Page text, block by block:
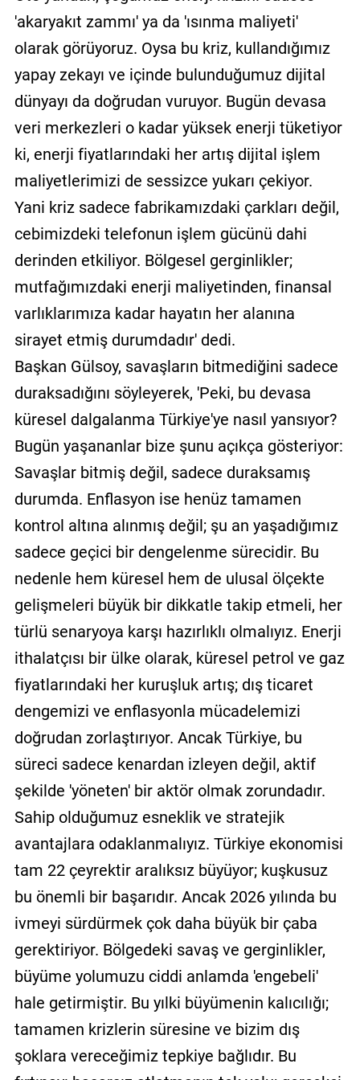
'akaryakıt zammı' ya da 'ısınma maliyeti'
olarak görüyoruz. Oysa bu kriz, kullandığımız
yapay zekayı ve içinde bulunduğumuz dijital
dünyayı da doğrudan vuruyor. Bugün devasa
veri merkezleri o kadar yüksek enerji tüketiyor
ki, enerji fiyatlarındaki her artış dijital işlem
maliyetlerimizi de sessizce yukarı çekiyor.
Yani kriz sadece fabrikamızdaki çarkları değil,
cebimizdeki telefonun işlem gücünü dahi
derinden etkiliyor. Bölgesel gerginlikler;
mutfağımızdaki enerji maliyetinden, finansal
varlıklarımıza kadar hayatın her alanına
sirayet etmiş durumdadır' dedi.
Başkan Gülsoy, savaşların bitmediğini sadece
duraksadığını söyleyerek, 'Peki, bu devasa
küresel dalgalanma Türkiye'ye nasıl yansıyor?
Bugün yaşananlar bize şunu açıkça gösteriyor:
Savaşlar bitmiş değil, sadece duraksamış
durumda. Enflasyon ise henüz tamamen
kontrol altına alınmış değil; şu an yaşadığımız
sadece geçici bir dengelenme sürecidir. Bu
nedenle hem küresel hem de ulusal ölçekte
gelişmeleri büyük bir dikkatle takip etmeli, her
türlü senaryoya karşı hazırlıklı olmalıyız. Enerji
ithalatçısı bir ülke olarak, küresel petrol ve gaz
fiyatlarındaki her kuruşluk artış; dış ticaret
dengemizi ve enflasyonla mücadelemizi
doğrudan zorlaştırıyor. Ancak Türkiye, bu
süreci sadece kenardan izleyen değil, aktif
şekilde 'yöneten' bir aktör olmak zorundadır.
Sahip olduğumuz esneklik ve stratejik
avantajlara odaklanmalıyız. Türkiye ekonomisi
tam 22 çeyrektir aralıksız büyüyor; kuşkusuz
bu önemli bir başarıdır. Ancak 2026 yılında bu
ivmeyi sürdürmek çok daha büyük bir çaba
gerektiriyor. Bölgedeki savaş ve gerginlikler,
büyüme yolumuzu ciddi anlamda 'engebeli'
hale getirmiştir. Bu yılki büyümenin kalıcılığı;
tamamen krizlerin süresine ve bizim dış
şoklara vereceğimiz tepkiye bağlıdır. Bu